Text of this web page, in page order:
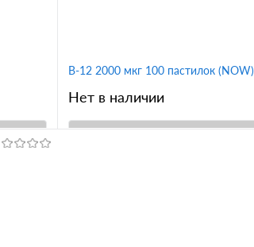
B-12 2000 мкг 100 пастилок (NOW)
Нет в наличии